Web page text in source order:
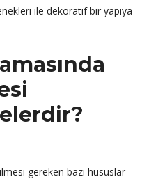
ile dekoratif bir yapıya
gereken bazı hususlar